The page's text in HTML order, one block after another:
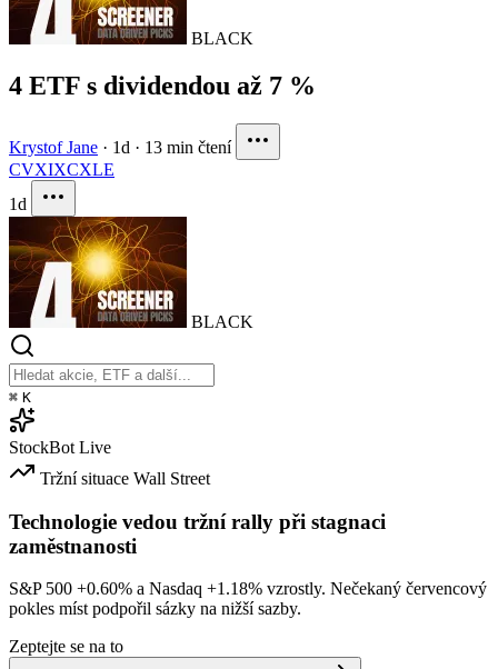
BLACK
4 ETF s dividendou až 7 %
Krystof Jane · 1d · 13 min čtení
CVXIXCXLE
1d
BLACK
⌘ K
StockBot Live
Tržní situace Wall Street
Technologie vedou tržní rally při stagnaci
zaměstnanosti
S&P 500 +0.60% a Nasdaq +1.18% vzrostly. Nečekaný červencový
pokles míst podpořil sázky na nižší sazby.
Zeptejte se na to